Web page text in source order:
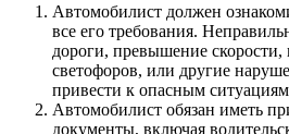
Автомобилист должен
все его требования.
дороги, превышение
светофоров, или другие
привести к опасным
Автомобилист обязан иметь
документы, включая